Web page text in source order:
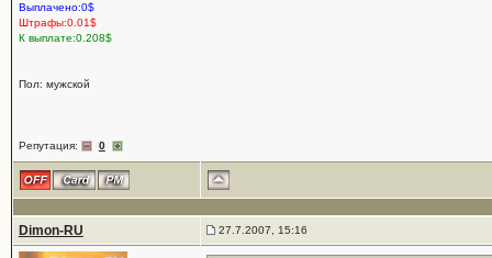
Выплачено:0$
Штрафы:0.01$
К выплате:0.208$
Пол: мужской
Репутация: 0
Dimon-RU 27.7.2007, 15:16